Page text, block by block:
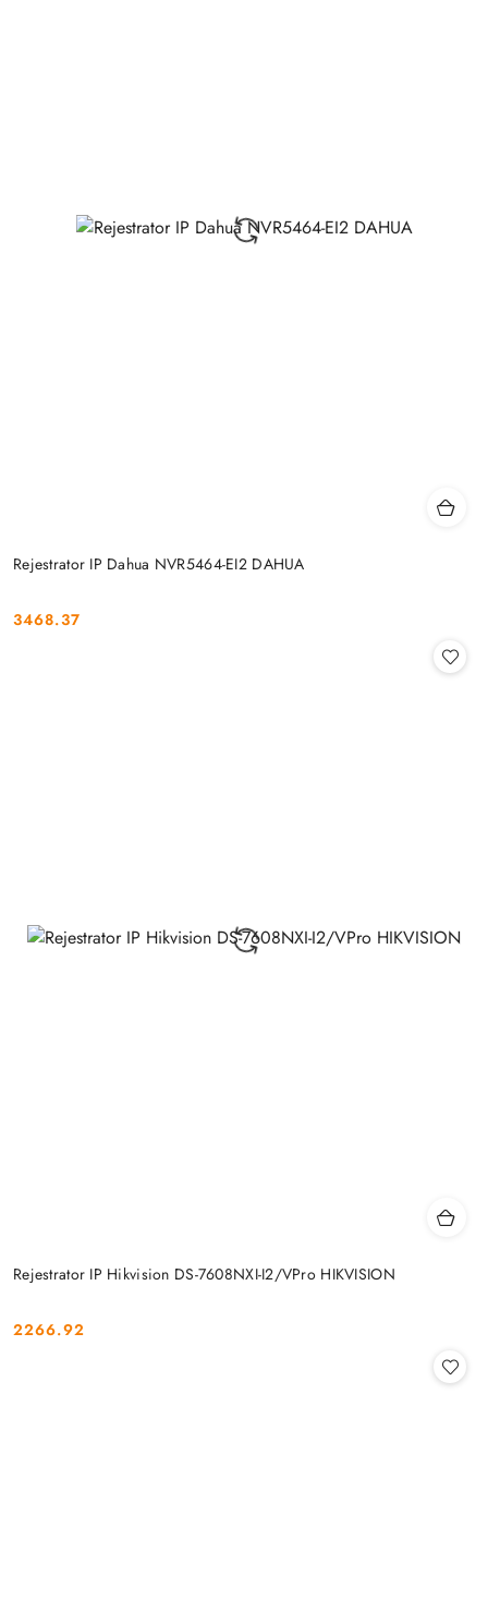
Rejestrator IP Dahua NVR5464-EI2 DAHUA
Cena:
3468.37
Rejestrator IP Hikvision DS-7608NXI-I2/VPro HIKVISION
Cena:
2266.92